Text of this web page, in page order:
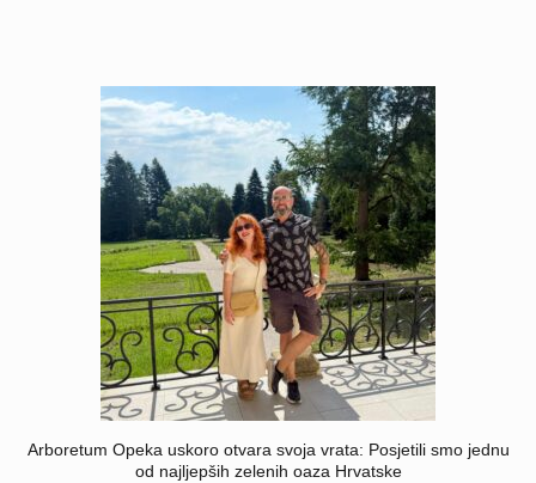
Arboretum Opeka uskoro otvara svoja vrata: Posjetili smo jednu
od najljepših zelenih oaza Hrvatske